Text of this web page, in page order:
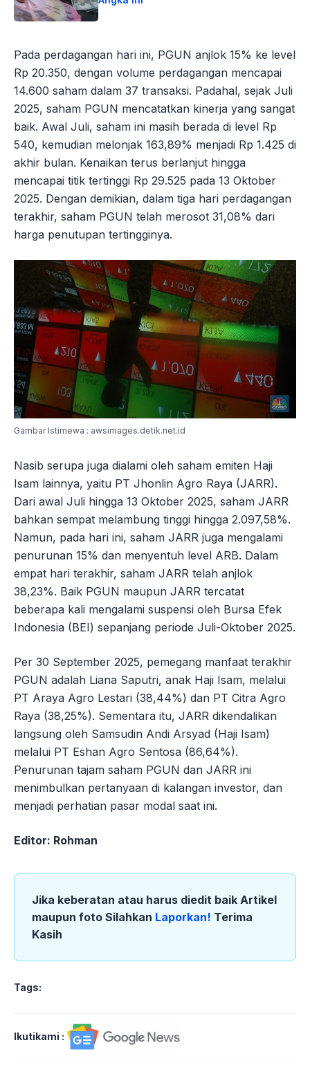
Pada perdagangan hari ini, PGUN anjlok 15% ke level
Rp 20.350, dengan volume perdagangan mencapai
14.600 saham dalam 37 transaksi. Padahal, sejak Juli
2025, saham PGUN mencatatkan kinerja yang sangat
baik. Awal Juli, saham ini masih berada di level Rp
540, kemudian melonjak 163,89% menjadi Rp 1.425 di
akhir bulan. Kenaikan terus berlanjut hingga
mencapai titik tertinggi Rp 29.525 pada 13 Oktober
2025. Dengan demikian, dalam tiga hari perdagangan
terakhir, saham PGUN telah merosot 31,08% dari
harga penutupan tertingginya.
Gambar Istimewa : awsimages.detik.net.id
Nasib serupa juga dialami oleh saham emiten Haji
Isam lainnya, yaitu PT Jhonlin Agro Raya (JARR).
Dari awal Juli hingga 13 Oktober 2025, saham JARR
bahkan sempat melambung tinggi hingga 2.097,58%.
Namun, pada hari ini, saham JARR juga mengalami
penurunan 15% dan menyentuh level ARB. Dalam
empat hari terakhir, saham JARR telah anjlok
38,23%. Baik PGUN maupun JARR tercatat
beberapa kali mengalami suspensi oleh Bursa Efek
Indonesia (BEI) sepanjang periode Juli-Oktober 2025.
Per 30 September 2025, pemegang manfaat terakhir
PGUN adalah Liana Saputri, anak Haji Isam, melalui
PT Araya Agro Lestari (38,44%) dan PT Citra Agro
Raya (38,25%). Sementara itu, JARR dikendalikan
langsung oleh Samsudin Andi Arsyad (Haji Isam)
melalui PT Eshan Agro Sentosa (86,64%).
Penurunan tajam saham PGUN dan JARR ini
menimbulkan pertanyaan di kalangan investor, dan
menjadi perhatian pasar modal saat ini.
Editor: Rohman
Jika keberatan atau harus diedit baik Artikel
maupun foto Silahkan Laporkan! Terima
Kasih
Tags:
Ikutikami :